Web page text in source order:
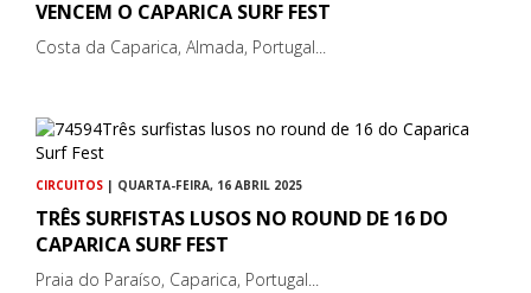
VENCEM O CAPARICA SURF FEST
Costa da Caparica, Almada, Portugal...
CIRCUITOS | QUARTA-FEIRA, 16 ABRIL 2025
TRÊS SURFISTAS LUSOS NO ROUND DE 16 DO
CAPARICA SURF FEST
Praia do Paraíso, Caparica, Portugal...